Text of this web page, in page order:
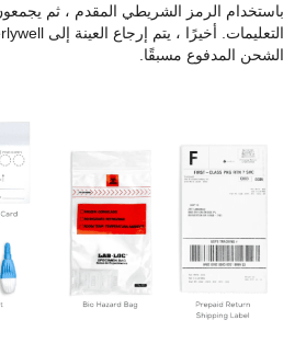
باستخدام الرمز الشريطي المقدم ، ثم يجمعون
الشحن المدفوع مسبقًا.